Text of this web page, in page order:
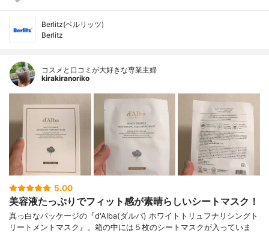
Berlitz(ベルリッツ)
Berlitz
コスメと口コミが大好きな専業主婦
kirakiranoriko
5.00
美容液たっぷりでフィット感が素晴らしいシートマスク！
真っ白なパッケージの『d'Alba(ダルバ) ホワイトトリュフナリシングト
リートメントマスク』。箱の中には５枚のシートマスクが入っていま